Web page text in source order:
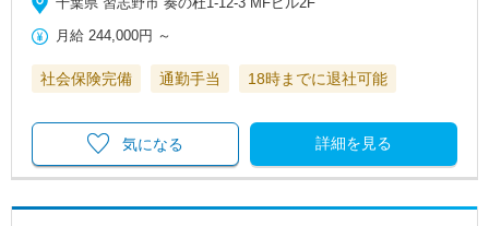
月給 244,000円 ～
社会保険完備 通勤手当 18時までに退社可能
詳細を見る
気になる